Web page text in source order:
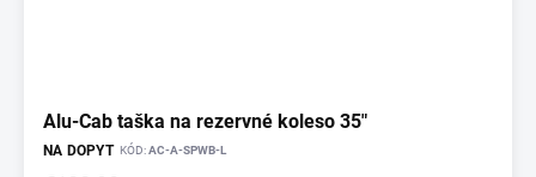
Alu-Cab taška na rezervné koleso 35"
NA DOPYT KÓD:AC-A-SPWB-L